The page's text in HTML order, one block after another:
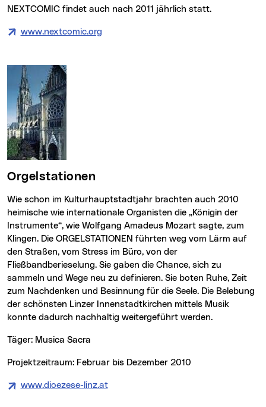
NEXTCOMIC findet auch nach 2011 jährlich statt.
www.nextcomic.org
Orgelstationen
Wie schon im Kulturhauptstadtjahr brachten auch 2010
heimische wie internationale Organisten die „Königin der
Instrumente“, wie Wolfgang Amadeus Mozart sagte, zum
Klingen. Die ORGELSTATIONEN führten weg vom Lärm auf
den Straßen, vom Stress im Büro, von der
Fließbandberieselung. Sie gaben die Chance, sich zu
sammeln und Wege neu zu definieren. Sie boten Ruhe, Zeit
zum Nachdenken und Besinnung für die Seele. Die Belebung
der schönsten Linzer Innenstadtkirchen mittels Musik
konnte dadurch nachhaltig weitergeführt werden.
Täger: Musica Sacra
Projektzeitraum: Februar bis Dezember 2010
www.dioezese-linz.at(neues Fenster)